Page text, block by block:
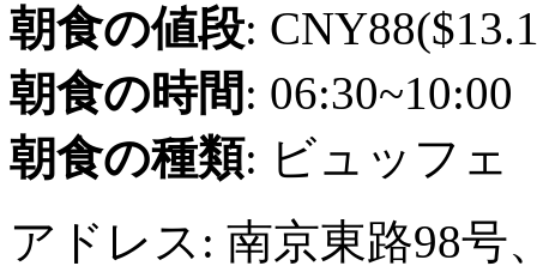
朝食の値段:
朝食の時間: 06:30~10:00
朝食の種類: ビュッフェ
アドレス: 南京東路98号